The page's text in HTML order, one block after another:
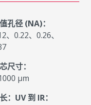
孔径 (NA)：
、0.22、0.26、
尺寸：
µm
：UV 到 IR：